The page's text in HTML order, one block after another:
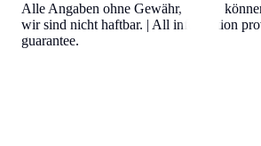
Alle Angaben ohne Gewähr, Fehler
wir sind nicht haftbar. | All information
guarantee.